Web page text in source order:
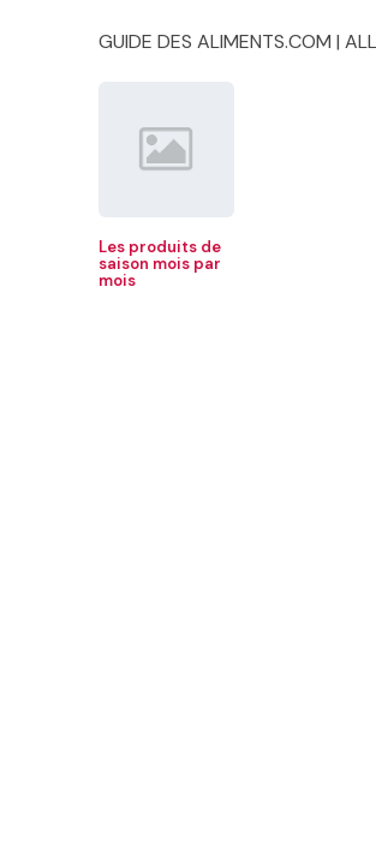
GUIDE DES ALIMENTS.COM |
Les produits de
saison mois par
mois